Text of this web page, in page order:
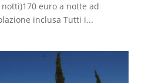
euro a notte ad
inclusa Tutti i...